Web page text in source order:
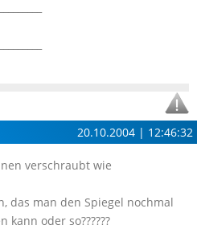
20.10.2004 | 12:46:32
verschraubt wie
das man den Spiegel nochmal
oder so??????